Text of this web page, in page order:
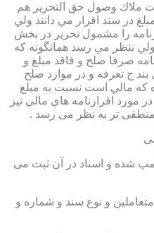
ملاك وصول حق التحرير هم
در سند اقرار مي دانند ولي
را مشمول تحرير در بخش
ولي بنظر مي رسد همانگونه كه
صرفا صلح و فاقد مبلغ و
ج تعرفه و در موارد صلح
كه مالي است نسبت به مبلغ
مورد اقرارنامه هاي مالي نيز
منطقی تر به نظر می رسد .
شده و اسناد در آن ثبت می
و نوع سند و شماره و